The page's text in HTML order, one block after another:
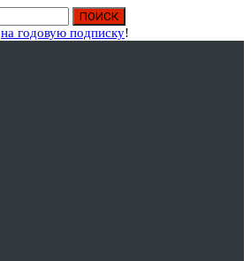
на годовую подписку!